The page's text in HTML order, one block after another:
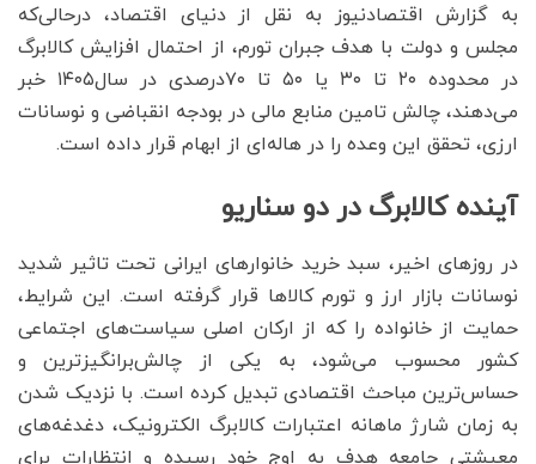
به گزارش اقتصادنیوز به نقل از دنیای اقتصاد، درحالی‌که
مجلس و دولت با هدف جبران تورم، از احتمال افزایش کالابرگ
در محدوده ۲۰ تا ۳۰ یا ۵۰ تا ۷۰درصدی در سال۱۴۰۵ خبر
می‌دهند، چالش تامین منابع مالی در بودجه انقباضی و نوسانات
ارزی، تحقق این وعده را در‌ هاله‌ای از ابهام قرار داده است.
آینده کالابرگ در دو سناریو
در روزهای اخیر، سبد خرید خانوارهای ایرانی تحت تاثیر شدید
نوسانات بازار ارز و تورم کالاها قرار گرفته است. این شرایط،
حمایت از خانواده را که از ارکان اصلی سیاست‌های اجتماعی
کشور محسوب می‌شود، به یکی از چالش‌برانگیزترین و
حساس‌ترین مباحث اقتصادی تبدیل کرده است. با نزدیک شدن
به زمان شارژ ماهانه اعتبارات کالابرگ الکترونیک، دغدغه‌های
معیشتی جامعه هدف به اوج خود رسیده و انتظارات برای